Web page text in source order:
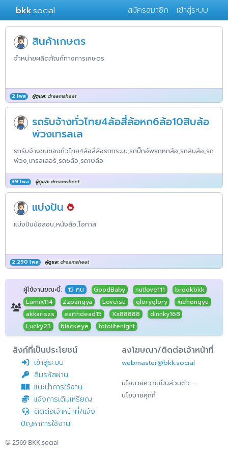
bkk.social สมัครสมาชิก เข้าสู่ระบบ
สินค้าเกษตร
จำหน่ายผลิตภัณฑ์ทางการเกษตร
2 โพส ผู้ดูแล:dreamsheet
รถรับจ้างทั่วไทย4ล้อสี่ล้อหก6ล้อ10สิบล้อ
พ่วงเทรลเล
รถรับจ้างขนของทั่วไทย4ล้อสี่ล้อรถกระบะ,รถปิ๊กอัพรถหกล้อ,รถสิบล้อ,รถ
พ่วง,เทรลเลอร์,รถ6ล้อ,รถ10ล้อ
39 โพส ผู้ดูแล:dreamsheet
แบ่งปัน
แบ่งปันข้อสอบ,หนังสือ,โอกาส
2,290 โพส ผู้ดูแล:dreamsheet
ผู้ใช้งานขณะนี้: 15 คน GoodBaby nutlove111
brookbkk
Lumix114
Zzpangya Loveisu gloryglory
xiehongyu
akkariszs
earthdead15 Xx88888
dinnky168
Lucky23
blackeye totolifenight
ลิงก์ที่เป็นประโยชน์
เข้าสู่ระบบ
ลืมรหัสผ่าน
แนะนำการใช้งาน
แจ้งการเติมเหรียญ
ติดต่อเจ้าหน้าที่/แจ้ง
ปัญหาการใช้งาน
ลงโฆษณา/ติดต่อเจ้าหน้าที่
webmaster@bkk.social
นโยบายความเป็นส่วนตัว -
นโยบายคุกกี้
© 2569 BKK.social